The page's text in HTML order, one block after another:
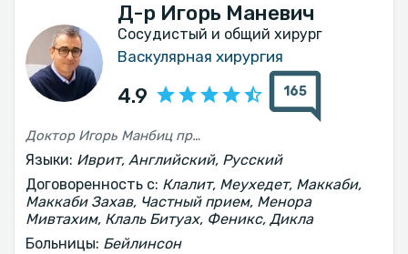
Д-р Игорь Маневич
Сосудистый и общий хирург
Васкулярная хирургия
4.9 165
Доктор Игорь Манбиц провёл мне 2 операции и процедуры в 2021 и 2025 годах на 2 ногах с очень хорошими результатами.
Языки: Иврит, Английский, Русский
Договоренность с: Клалит, Меухедет, Маккаби,
Маккаби Захав, Частный прием, Менора
Мивтахим, Клаль Битуах, Феникс, Дикла
Больницы: Бейлинсон